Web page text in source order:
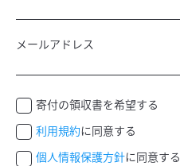
メールアドレス
寄付の領収書を希望する
利用規約に同意する
個人情報保護方針に同意する